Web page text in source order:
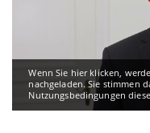
Wenn Sie hier klicken,
nachgeladen. Sie stimmen
Nutzungsbedingungen